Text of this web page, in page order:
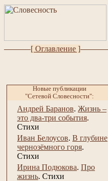
[ Оглавление ]
Новые публикации
"Сетевой Словесности":
Андрей Баранов. Жизнь –
это два-три события.
Стихи
Иван Белоусов. В глубине
чернозёмного горя.
Стихи
Ирина Подюкова. Про
жизнь. Стихи